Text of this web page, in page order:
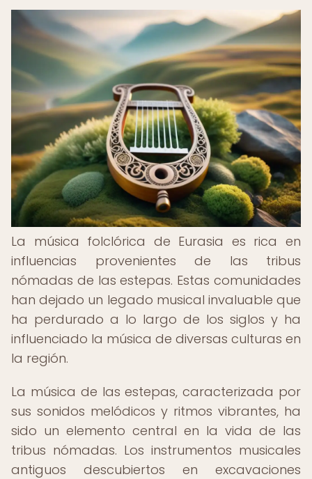
La música folclórica de Eurasia es rica en
influencias provenientes de las tribus
nómadas de las estepas. Estas comunidades
han dejado un legado musical invaluable que
ha perdurado a lo largo de los siglos y ha
influenciado la música de diversas culturas en
la región.
La música de las estepas, caracterizada por
sus sonidos melódicos y ritmos vibrantes, ha
sido un elemento central en la vida de las
tribus nómadas. Los instrumentos musicales
antiguos descubiertos en excavaciones